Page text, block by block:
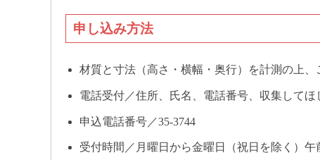
申し込み方法
材質と寸法（高さ・横幅・奥行）を計測の上、
電話受付／住所、氏名、電話番号、収集してほ
申込電話番号／35-3744
受付時間／月曜日から金曜日（祝日を除く）午